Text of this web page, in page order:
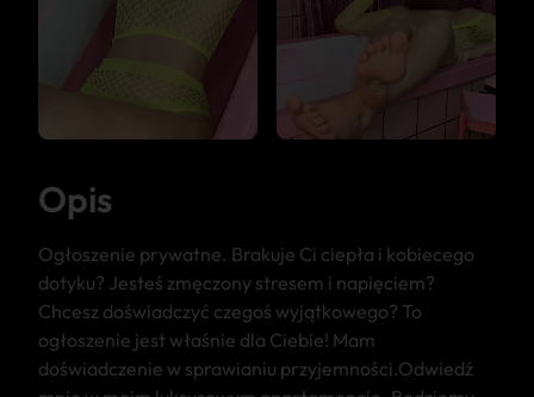
Opis
Ogłoszenie prywatne. Brakuje Ci ciepła i kobiecego
dotyku? Jesteś zmęczony stresem i napięciem?
Chcesz doświadczyć czegoś wyjątkowego? To
ogłoszenie jest właśnie dla Ciebie! Mam
doświadczenie w sprawianiu przyjemności.Odwiedź